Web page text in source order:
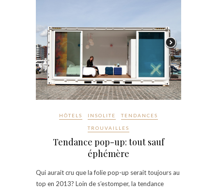
HÔTELS INSOLITE TENDANCES
TROUVAILLES
Tendance pop-up: tout sauf
éphémère
Qui aurait cru que la folie pop-up serait toujours au
top en 2013? Loin de s’estomper, la tendance